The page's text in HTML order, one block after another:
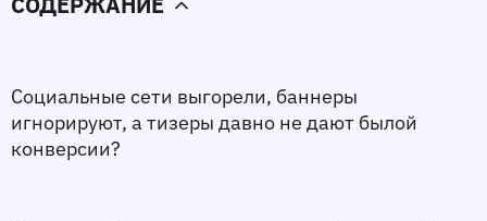
Социальные сети выгорели, баннеры
игнорируют, а тизеры давно не дают былой
конверсии?